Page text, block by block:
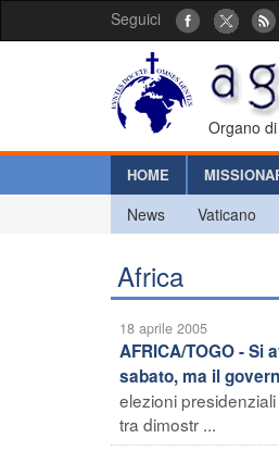
Seguici
Organo
HOME
News Vaticano
Africa
18 aprile 2005
AFRICA/TOGO -
sabato, ma il
elezioni
tra dimostr ...